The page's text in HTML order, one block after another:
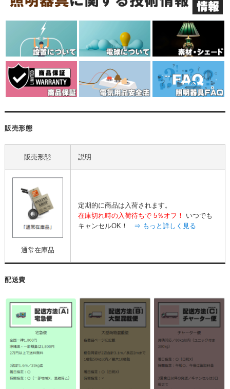
販売形態
販売形態 説明
通常在庫品
定期的に商品は入荷されます。
在庫切れ時の入荷待ちで 5％オフ！
いつでも
キャンセルOK！
⇒ もっと詳しく見る
配送費